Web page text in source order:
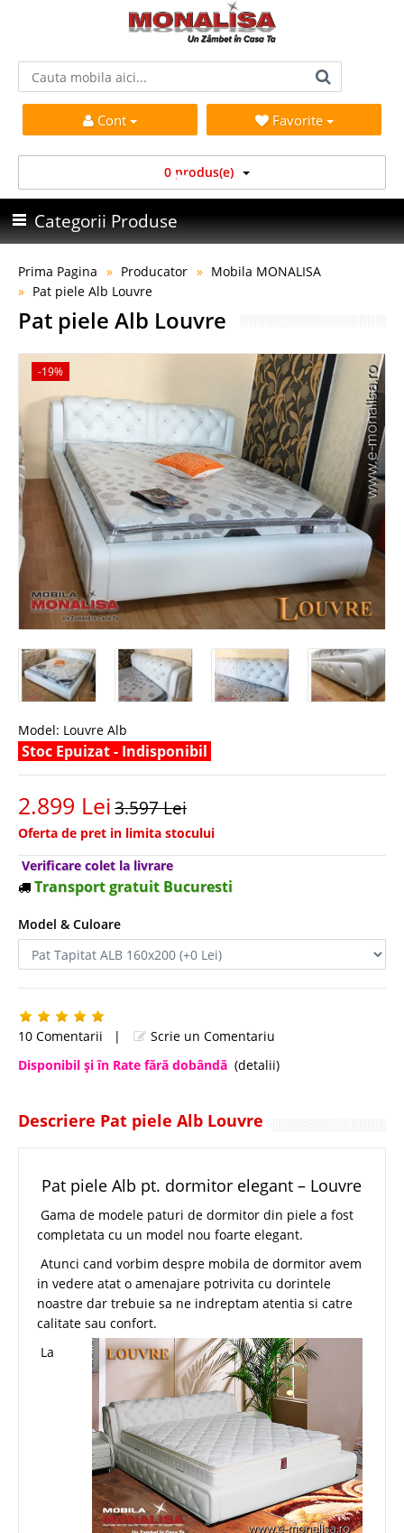
Cont Favorite
0 produs(e)
Categorii Produse
Prima Pagina Producator
Mobila MONALISA
Pat piele Alb Louvre
Pat piele Alb Louvre
-19%
Model: Louvre Alb
Stoc Epuizat - Indisponibil
2.899 Lei3.597 Lei
Oferta de pret in limita stocului
Verificare colet la livrare
Transport gratuit Bucuresti
Model & Culoare
10 Comentarii |
Scrie un Comentariu
Disponibil şi în Rate fără dobândă (detalii)
Descriere Pat piele Alb Louvre
Pat piele Alb pt. dormitor elegant – Louvre
Gama de modele paturi de dormitor din piele a fost
completata cu un model nou foarte elegant.
Atunci cand vorbim despre mobila de dormitor avem
in vedere atat o amenajare potrivita cu dorintele
noastre dar trebuie sa ne indreptam atentia si catre
calitate sau confort.
La